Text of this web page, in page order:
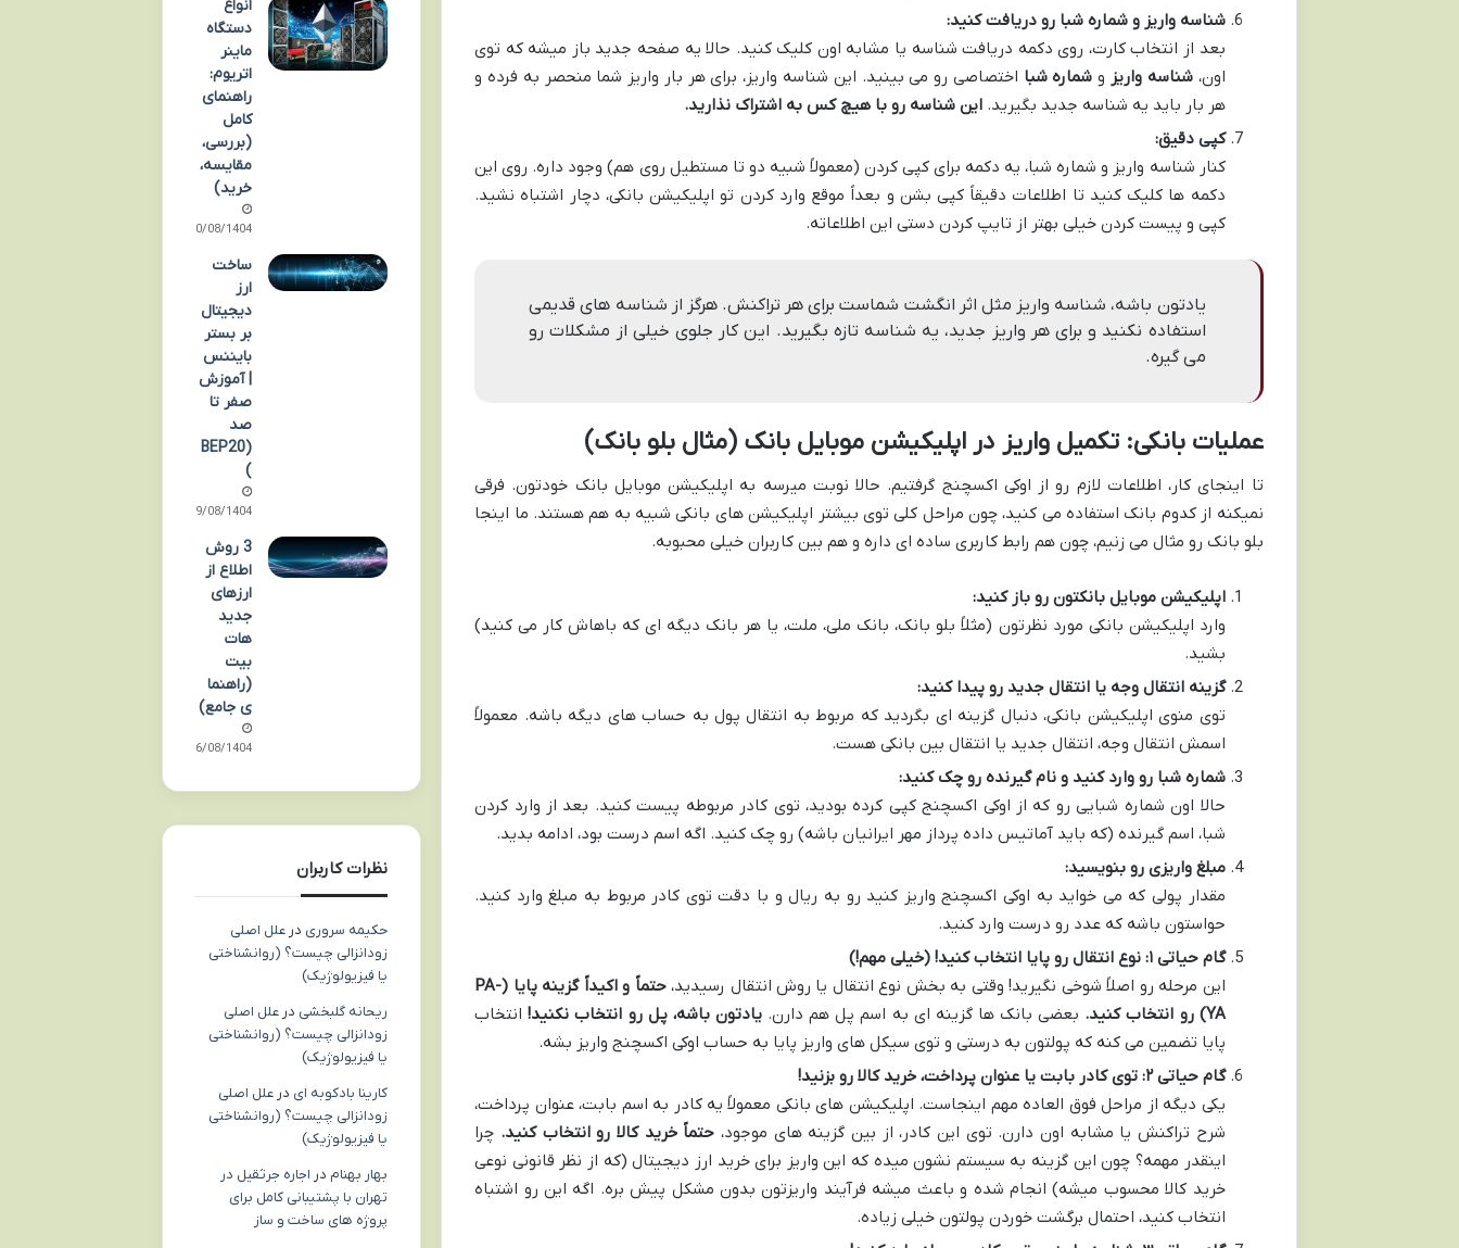
شناسه واریز و شماره شبا رو دریافت کنید:
بعد از انتخاب کارت، روی دکمه دریافت شناسه یا مشابه اون کلیک کنید. حالا یه صفحه جدید باز میشه که توی
اون،شناسه واریز و شماره شبا اختصاصی رو می بینید. این شناسه واریز، برای هر بار واریز شما منحصر به فرده و
هر بار باید یه شناسه جدید بگیرید.این شناسه رو با هیچ کس به اشتراک نذارید.
کپی دقیق:
کنار شناسه واریز و شماره شبا، یه دکمه برای کپی کردن (معمولاً شبیه دو تا مستطیل روی هم) وجود داره. روی این
دکمه ها کلیک کنید تا اطلاعات دقیقاً کپی بشن و بعداً موقع وارد کردن تو اپلیکیشن بانکی، دچار اشتباه نشید.
کپی و پیست کردن خیلی بهتر از تایپ کردن دستی این اطلاعاته.
یادتون باشه، شناسه واریز مثل اثر انگشت شماست برای هر تراکنش. هرگز از شناسه های قدیمی
استفاده نکنید و برای هر واریز جدید، یه شناسه تازه بگیرید. این کار جلوی خیلی از مشکلات رو
می گیره.
عملیات بانکی: تکمیل واریز در اپلیکیشن موبایل بانک (مثال بلو بانک)
تا اینجای کار، اطلاعات لازم رو از اوکی اکسچنج گرفتیم. حالا نوبت میرسه به اپلیکیشن موبایل بانک خودتون. فرقی
نمیکنه از کدوم بانک استفاده می کنید، چون مراحل کلی توی بیشتر اپلیکیشن های بانکی شبیه به هم هستند. ما اینجا
بلو بانک رو مثال می زنیم، چون هم رابط کاربری ساده ای داره و هم بین کاربران خیلی محبوبه.
اپلیکیشن موبایل بانکتون رو باز کنید:
وارد اپلیکیشن بانکی مورد نظرتون (مثلاً بلو بانک، بانک ملی، ملت، یا هر بانک دیگه ای که باهاش کار می کنید)
بشید.
گزینه انتقال وجه یا انتقال جدید رو پیدا کنید:
توی منوی اپلیکیشن بانکی، دنبال گزینه ای بگردید که مربوط به انتقال پول به حساب های دیگه باشه. معمولاً
اسمش انتقال وجه، انتقال جدید یا انتقال بین بانکی هست.
شماره شبا رو وارد کنید و نام گیرنده رو چک کنید:
حالا اون شماره شبایی رو که از اوکی اکسچنج کپی کرده بودید، توی کادر مربوطه پیست کنید. بعد از وارد کردن
شبا، اسم گیرنده (که باید آماتیس داده پرداز مهر ایرانیان باشه) رو چک کنید. اگه اسم درست بود، ادامه بدید.
مبلغ واریزی رو بنویسید:
مقدار پولی که می خواید به اوکی اکسچنج واریز کنید رو به ریال و با دقت توی کادر مربوط به مبلغ وارد کنید.
حواستون باشه که عدد رو درست وارد کنید.
گام حیاتی ۱: نوع انتقال رو پایا انتخاب کنید! (خیلی مهم!)
این مرحله رو اصلاً شوخی نگیرید! وقتی به بخش نوع انتقال یا روش انتقال رسیدید،
حتماً و اکیداً گزینه پایا (PA-
YA) رو انتخاب کنید.
بعضی بانک ها گزینه ای به اسم پل هم دارن.یادتون باشه، پل رو انتخاب نکنید!انتخاب
پایا تضمین می کنه که پولتون به درستی و توی سیکل های واریز پایا به حساب اوکی اکسچنج واریز بشه.
گام حیاتی ۲: توی کادر بابت یا عنوان پرداخت، خرید کالا رو بزنید!
یکی دیگه از مراحل فوق العاده مهم اینجاست. اپلیکیشن های بانکی معمولاً یه کادر به اسم بابت، عنوان پرداخت،
شرح تراکنش یا مشابه اون دارن. توی این کادر، از بین گزینه های موجود، حتماً خرید کالا رو انتخاب کنید. چرا
اینقدر مهمه؟ چون این گزینه به سیستم نشون میده که این واریز برای خرید ارز دیجیتال (که از نظر قانونی نوعی
خرید کالا محسوب میشه) انجام شده و باعث میشه فرآیند واریزتون بدون مشکل پیش بره. اگه این رو اشتباه
انتخاب کنید، احتمال برگشت خوردن پولتون خیلی زیاده.
انواع
دستگاه
ماینر
اتریوم:
راهنمای
کامل
(بررسی،
مقایسه،
خرید)
10/08/1404
ساخت
ارز
دیجیتال
بر بستر
بایننس
| آموزش
صفر تا
صد
(BEP20
)
09/08/1404
3 روش
اطلاع از
ارزهای
جدید
هات
بیت
(راهنما
ی جامع)
06/08/1404
نظرات کاربران
حکیمه سروری در علل اصلی
زودانزالی چیست؟ (روانشناختی
یا فیزیولوژیک)
ریحانه گلبخشی در علل اصلی
زودانزالی چیست؟ (روانشناختی
یا فیزیولوژیک)
کارینا بادکوبه ای در علل اصلی
زودانزالی چیست؟ (روانشناختی
یا فیزیولوژیک)
بهار بهنام در اجاره جرثقیل در
تهران با پشتیبانی کامل برای
پروژه های ساخت و ساز